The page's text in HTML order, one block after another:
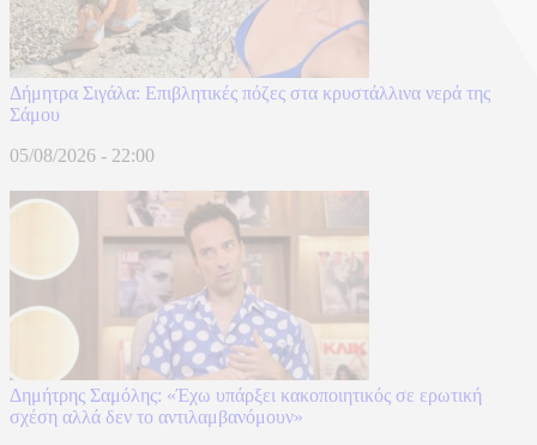
Δήμητρα Σιγάλα: Επιβλητικές πόζες στα κρυστάλλινα νερά της
Σάμου
05/08/2026 - 22:00
Δημήτρης Σαμόλης: «Έχω υπάρξει κακοποιητικός σε ερωτική
σχέση αλλά δεν το αντιλαμβανόμουν»